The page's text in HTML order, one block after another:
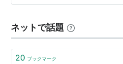
クニョ 運命の女（ひと）(字幕
ネットで話題
20 ブックマーク